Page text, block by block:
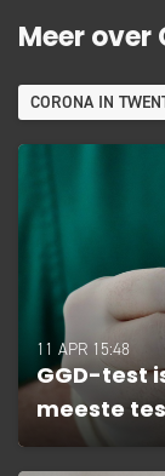
Meer over
CORONA IN
11 APR 15:48
GGD-test
meeste